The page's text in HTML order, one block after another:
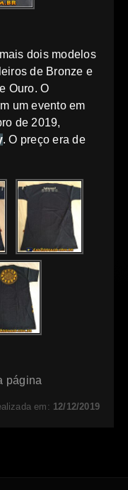
dois modelos
de Bronze e
Ouro. O
um evento em
de 2019,
. O preço era de
página
em: 12/12/2019